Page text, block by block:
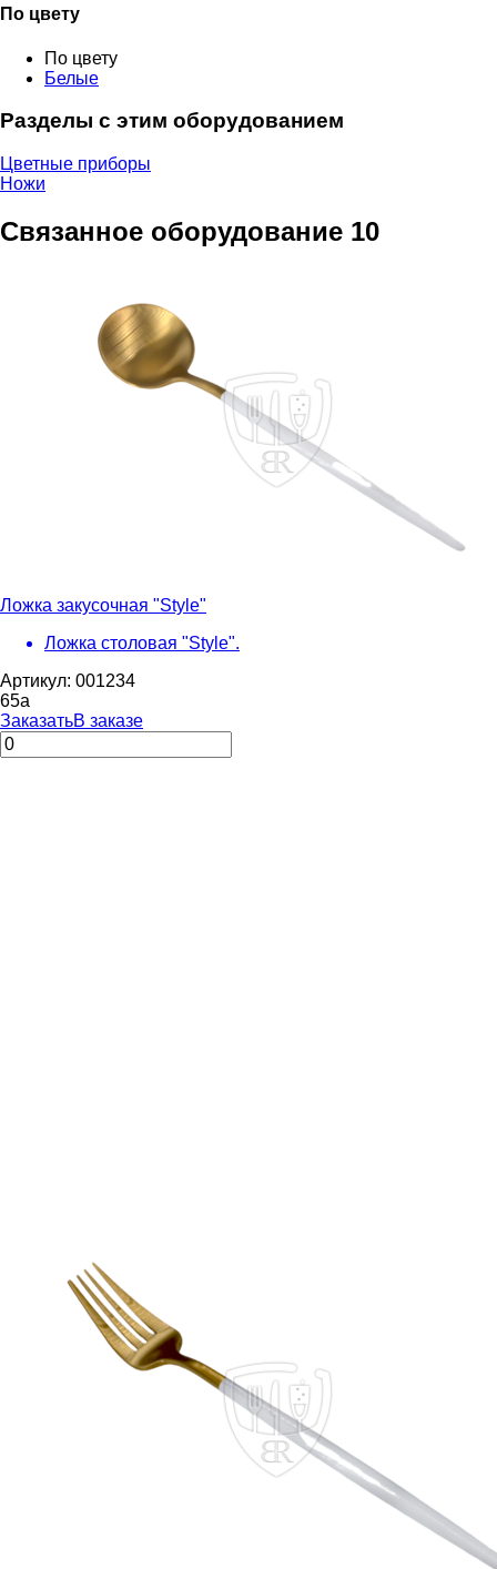
По цвету
По цвету
Белые
Разделы с этим оборудованием
Цветные приборы
Ножи
Связанное оборудование 10
Ложка закусочная "Style"
Ложка столовая "Style".
Артикул: 001234
65a
ЗаказатьВ заказе